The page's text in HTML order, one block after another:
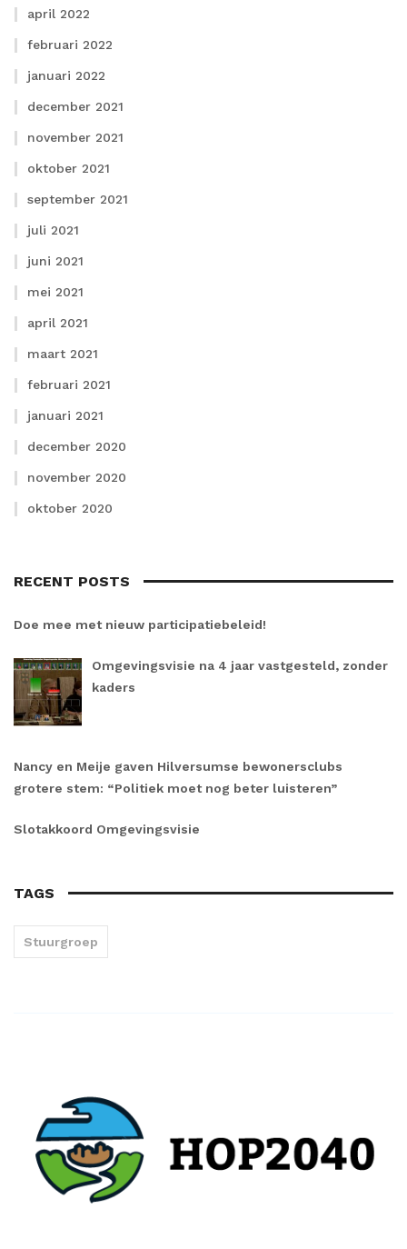
april 2022
februari 2022
januari 2022
december 2021
november 2021
oktober 2021
september 2021
juli 2021
juni 2021
mei 2021
april 2021
maart 2021
februari 2021
januari 2021
december 2020
november 2020
oktober 2020
RECENT POSTS
Doe mee met nieuw participatiebeleid!
Omgevingsvisie na 4 jaar vastgesteld, zonder
kaders
Nancy en Meije gaven Hilversumse bewonersclubs
grotere stem: “Politiek moet nog beter luisteren”
Slotakkoord Omgevingsvisie
TAGS
Stuurgroep